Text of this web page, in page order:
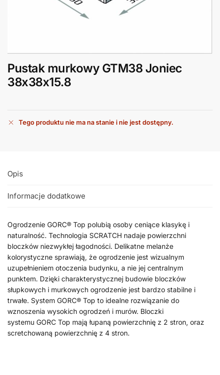
Pustak murkowy GTM38 Joniec
38x38x15.8
Tego produktu nie ma na stanie i nie jest dostępny.
Opis
Informacje dodatkowe
Ogrodzenie GORC® Top polubią osoby ceniące klasykę i
naturalność. Technologia SCRATCH nadaje powierzchni
bloczków niezwykłej łagodności. Delikatne melanże
kolorystyczne sprawiają, że ogrodzenie jest wizualnym
uzupełnieniem otoczenia budynku, a nie jej centralnym
punktem. Dzięki charakterystycznej budowie bloczków
słupkowych i murkowych ogrodzenie jest bardzo stabilne i
trwałe. System GORC® Top to idealne rozwiązanie do
wznoszenia wysokich ogrodzeń i murów. Bloczki
systemu GORC Top mają łupaną powierzchnię z 2 stron, oraz
scretchowaną powierzchnię z 4 stron.